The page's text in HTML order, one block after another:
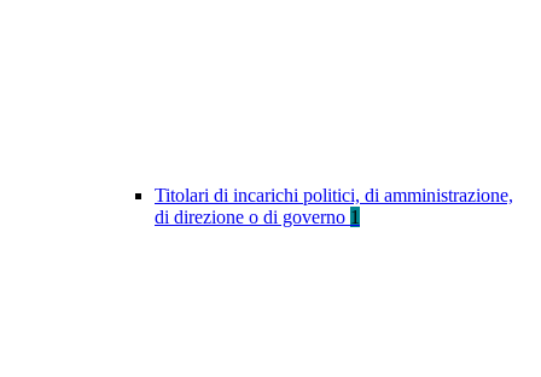
Titolari di incarichi politici, di amministrazione,
di direzione o di governo 1